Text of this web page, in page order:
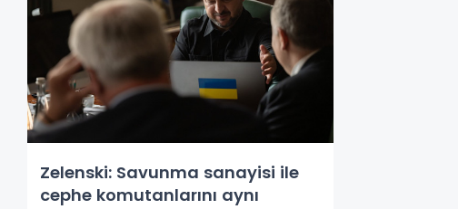
Zelenski: Savunma sanayisi ile
cephe komutanlarını aynı